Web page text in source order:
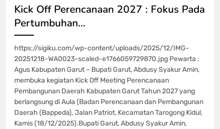
‎Kick Off Perencanaan 2027 : Fokus Pada
Pertumbuhan…
https://sigiku.com/wp-content/uploads/2025/12/IMG-
20251218-WA0023-scaled-e1766059729870.jpg Pewarta :
Agus Kabupaten Garut – Bupati Garut, Abdusy Syakur Amin,
membuka kegiatan Kick Off Meeting Perencanaan
Pembangunan Daerah Kabupaten Garut Tahun 2027 yang
berlangsung di Aula (Badan Perencanaan dan Pembangunan
Daerah (Bappeda), Jalan Patriot, Kecamatan Tarogong Kidul,
Kamis (18/12/2025).‎‎Bupati Garut, Abdusy Syakur Amin,